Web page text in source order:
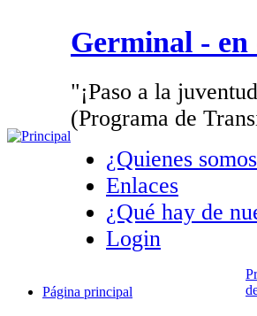
Germinal - en
"¡Paso a la
(Programa de
¿Quienes
Enlaces
¿Qué hay de
Login
Página principal